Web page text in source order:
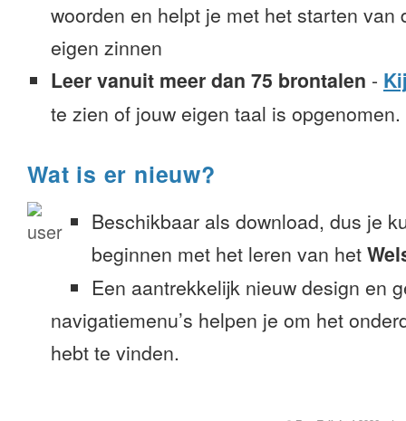
woorden en helpt je met het starten van
eigen zinnen
Leer vanuit meer dan 75 brontalen -
te zien of jouw eigen taal is opgenomen.
Wat is er nieuw?
Beschikbaar als download, dus je
beginnen met het leren van het
Een aantrekkelijk nieuw design en
navigatiemenu’s helpen je om het
hebt te vinden.